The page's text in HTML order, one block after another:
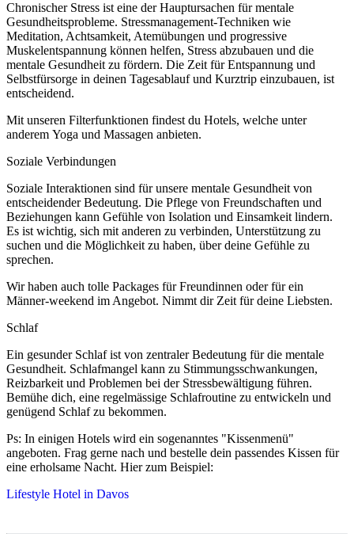
Chronischer Stress ist eine der Hauptursachen für mentale
Gesundheitsprobleme. Stressmanagement-Techniken wie
Meditation, Achtsamkeit, Atemübungen und progressive
Muskelentspannung können helfen, Stress abzubauen und die
mentale Gesundheit zu fördern. Die Zeit für Entspannung und
Selbstfürsorge in deinen Tagesablauf und Kurztrip einzubauen, ist
entscheidend.
Mit unseren Filterfunktionen findest du Hotels, welche unter
anderem Yoga und Massagen anbieten.
Soziale Verbindungen
Soziale Interaktionen sind für unsere mentale Gesundheit von
entscheidender Bedeutung. Die Pflege von Freundschaften und
Beziehungen kann Gefühle von Isolation und Einsamkeit lindern.
Es ist wichtig, sich mit anderen zu verbinden, Unterstützung zu
suchen und die Möglichkeit zu haben, über deine Gefühle zu
sprechen.
Wir haben auch tolle Packages für Freundinnen oderfür ein
Männer-weekend im Angebot. Nimmt dir Zeit für deine Liebsten.
Schlaf
Ein gesunder Schlaf ist von zentraler Bedeutung für die mentale
Gesundheit. Schlafmangel kann zu Stimmungsschwankungen,
Reizbarkeit und Problemen bei der Stressbewältigung führen.
Bemühe dich, eine regelmässige Schlafroutine zu entwickeln und
genügend Schlaf zu bekommen.
Ps: In einigen Hotels wird ein sogenanntes "Kissenmenü"
angeboten. Frag gerne nach und bestelle dein passendes Kissen für
eine erholsame Nacht. Hier zum Beispiel:
Lifestyle Hotel in Davos